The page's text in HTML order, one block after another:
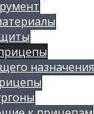
назначения